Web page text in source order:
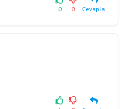
0 0 Cevapla